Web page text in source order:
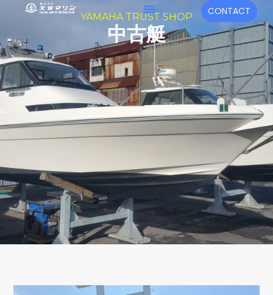
を
ス
キ
ッ
プ
メ
ニ
ュ
ー
CONTACT
YAMAHA TRUST SHOP
中古艇